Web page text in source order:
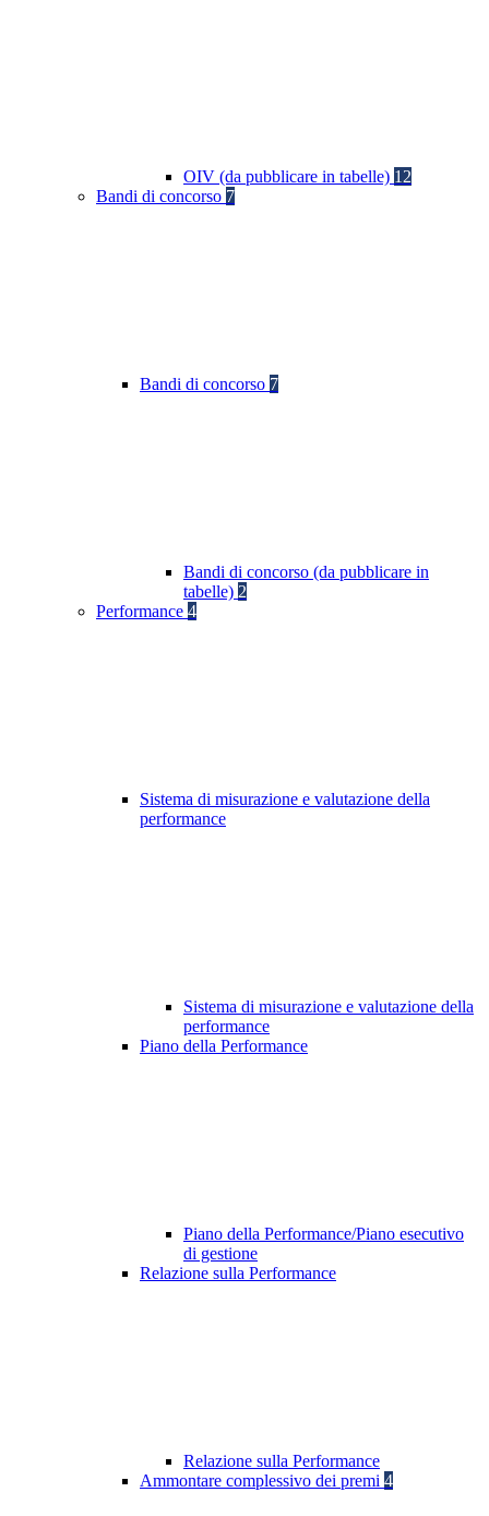
OIV (da pubblicare in tabelle) 12
Bandi di concorso 7
Bandi di concorso 7
Bandi di concorso (da pubblicare in
tabelle) 2
Performance 4
Sistema di misurazione e valutazione della
performance
Sistema di misurazione e valutazione della
performance
Piano della Performance
Piano della Performance/Piano esecutivo
di gestione
Relazione sulla Performance
Relazione sulla Performance
Ammontare complessivo dei premi 4